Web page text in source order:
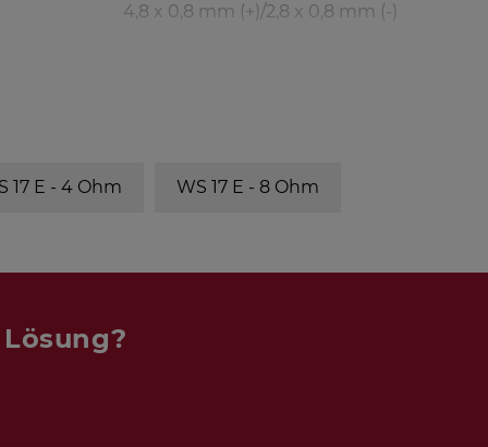
4,8 x 0,8 mm (+)/2,8 x 0,8 mm (-)
17 E - 4 Ohm WS 17 E - 8 Ohm